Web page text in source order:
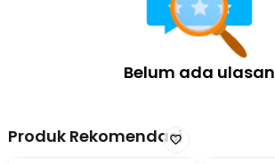
Belum ada ulasan
Produk Rekomendasi